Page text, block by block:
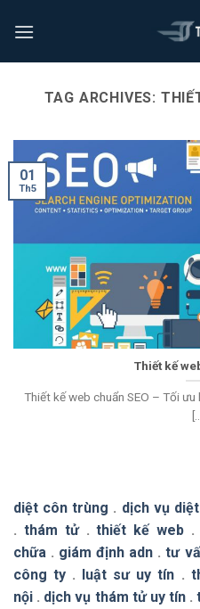
TAG ARCHIVES:
Thiết kế
Thiết kế web chuẩn SEO – Tối
01
Th5
diệt côn trùng . dịch vụ
. thám tử.thiết kế web .
chữa . giám định adn .tư
công ty . luật sư uy tín .
nội . dịch vụ thám tử uy tín.